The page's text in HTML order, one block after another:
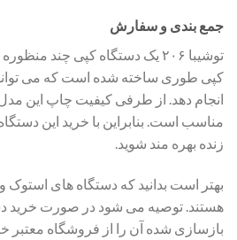
جمع بندی و سفارش
توشیبا ۲۰۶ یک دستگاه کپی چند
کپی طوری ساخته شده است که می تواند
انجام دهد. از طرفی کیفیت چاپ این
مناسب است. بنابراین با خرید این
زنده بهره مند شوید.
بهتر است بدانید که دستگاه های
هستند. توصیه می شود در صورت خرید
بازسازی شده آن را از فروشگاه معتبر